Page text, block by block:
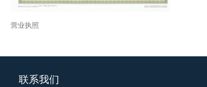
营业执照
联系我们